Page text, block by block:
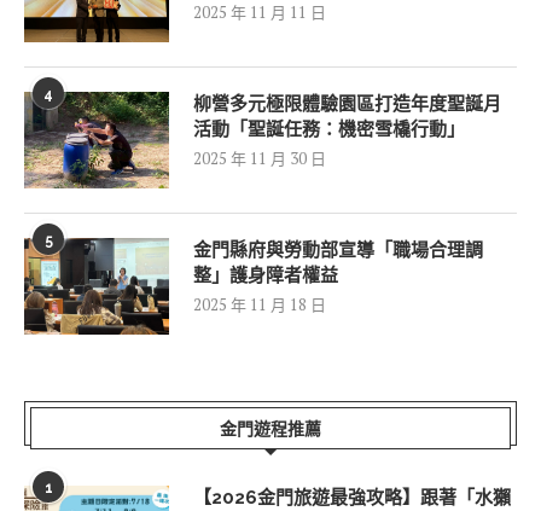
2025 年 11 月 11 日
4
柳營多元極限體驗園區打造年度聖誕月
活動「聖誕任務：機密雪橇行動」
2025 年 11 月 30 日
5
金門縣府與勞動部宣導「職場合理調
整」護身障者權益
2025 年 11 月 18 日
金門遊程推薦
1
【2026金門旅遊最強攻略】跟著「水獺